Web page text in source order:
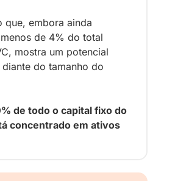
que, embora ainda
de 4% do total
mostra um potencial
do tamanho do
de todo o capital fixo do
concentrado em ativos